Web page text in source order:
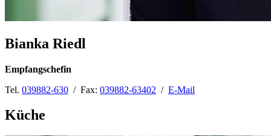
Bianka Riedl
Empfangschefin
Tel. 039882-630 / Fax: 039882-63402 / E-Mail
Küche